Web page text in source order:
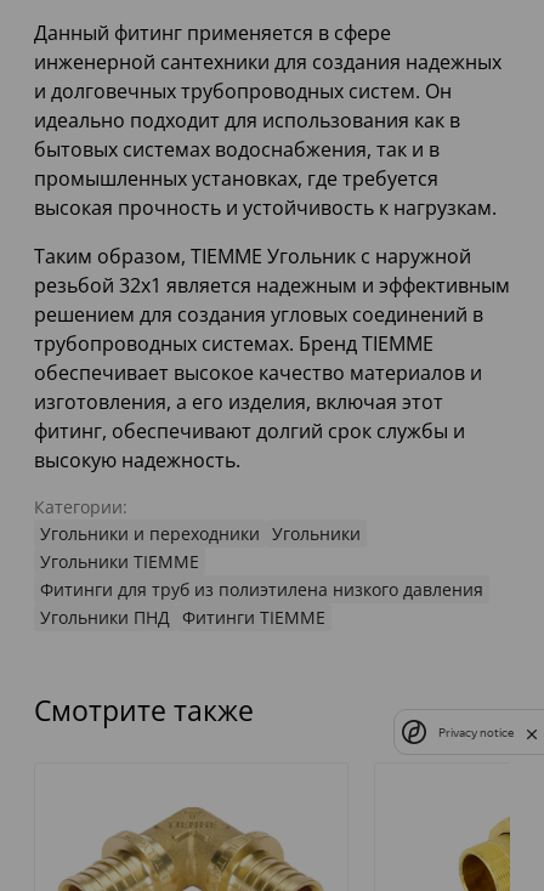
Данный фитинг применяется в сфере
инженерной сантехники для создания надежных
и долговечных трубопроводных систем. Он
идеально подходит для использования как в
бытовых системах водоснабжения, так и в
промышленных установках, где требуется
высокая прочность и устойчивость к нагрузкам.
Таким образом, TIEMME Угольник с наружной
резьбой 32х1 является надежным и эффективным
решением для создания угловых соединений в
трубопроводных системах. Бренд TIEMME
обеспечивает высокое качество материалов и
изготовления, а его изделия, включая этот
фитинг, обеспечивают долгий срок службы и
высокую надежность.
Категории:
Угольники и переходники Угольники
Угольники TIEMME
Фитинги для труб из полиэтилена низкого давления
Угольники ПНД Фитинги TIEMME
Смотрите также
Privacy notice